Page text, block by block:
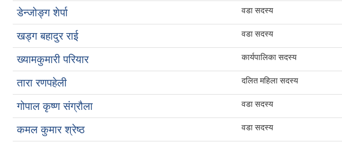
डेन्जोङ्ग शेर्पा वडा सदस्य
खड्ग बहादुर राई वडा सदस्य
ख्यामकुमारी परियार कार्यपालिका सदस्य
तारा रणपहेली दलित महिला सदस्य
गोपाल कृष्ण संग्रौला वडा सदस्य
कमल कुमार श्रेष्ठ वडा सदस्य